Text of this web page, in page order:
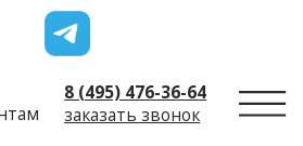
заказать звонок